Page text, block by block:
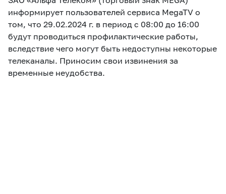
Звонки и SMS Подбор номера Доставка SIM
О нас Работа в MEGA
Партнерам
Карта офисов и
Сервисы
MegaTV MegaPay
информирует пользователей сервиса MegaTV о
том, что 29.02.2024 г. в период с 08:00 до 16:00
будут проводиться профилактические работы,
вследствие чего могут быть недоступны некоторые
телеканалы. Приносим свои извинения за
временные неудобства.